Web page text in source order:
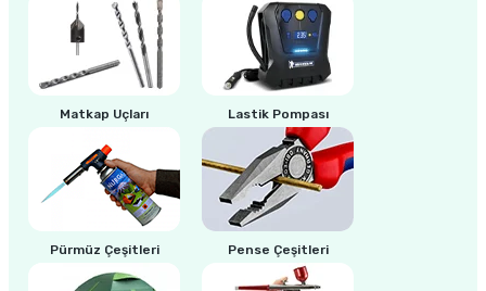
Matkap Uçları Lastik Pompası
Pürmüz Çeşitleri Pense Çeşitleri